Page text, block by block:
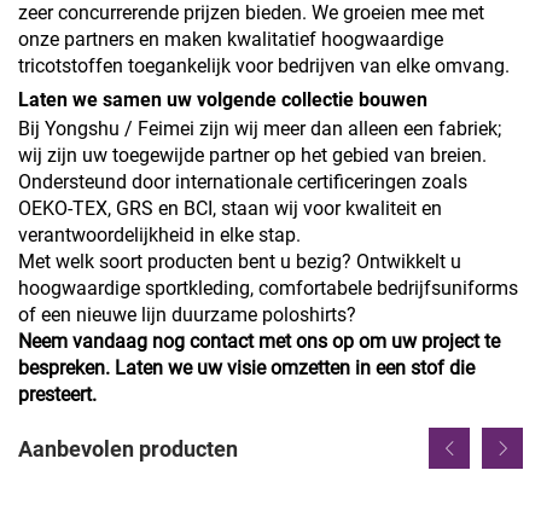
zeer concurrerende prijzen bieden. We groeien mee met
onze partners en maken kwalitatief hoogwaardige
tricotstoffen toegankelijk voor bedrijven van elke omvang.
Laten we samen uw volgende collectie bouwen
Bij Yongshu / Feimei zijn wij meer dan alleen een fabriek;
wij zijn uw toegewijde partner op het gebied van breien.
Ondersteund door internationale certificeringen zoals
OEKO-TEX, GRS en BCI, staan wij voor kwaliteit en
verantwoordelijkheid in elke stap.
Met welk soort producten bent u bezig? Ontwikkelt u
hoogwaardige sportkleding, comfortabele bedrijfsuniforms
of een nieuwe lijn duurzame poloshirts?
Neem vandaag nog contact met ons op om uw project te
bespreken. Laten we uw visie omzetten in een stof die
presteert.
Aanbevolen producten